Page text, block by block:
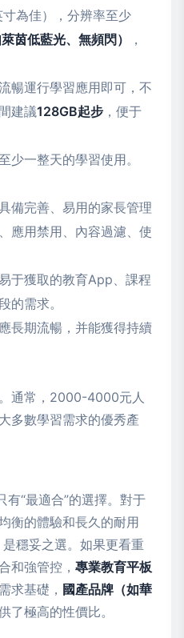
寸為佳），分辨率至少
茵低藍光、無頻閃）
，
暢運行學習應用即可，不
建議128GB起步 ，便于
少一整天的學習使用。
備完善、易用的家長管理
應用禁用、內容過濾、使
于獲取的教育App、課程
的需求。
長期流暢，并能獲得持續
通常，2000-4000元人
多數學習需求的優秀產
有“最適合”的選擇。對于
衡的體驗和長久的耐用
是穩妥之選。如果更看重
和強管控， 專業教育平板
求基礎， 國產品牌（如華
了極高的性價比。